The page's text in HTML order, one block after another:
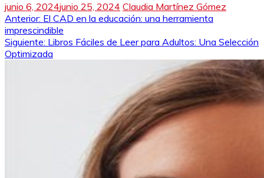
junio 6, 2024junio 25, 2024 Claudia Martínez Gómez
Navegación
de
entradas
Anterior: El CAD en la educación: una herramienta
imprescindible
Siguiente: Libros Fáciles de Leer para Adultos: Una Selección
Optimizada